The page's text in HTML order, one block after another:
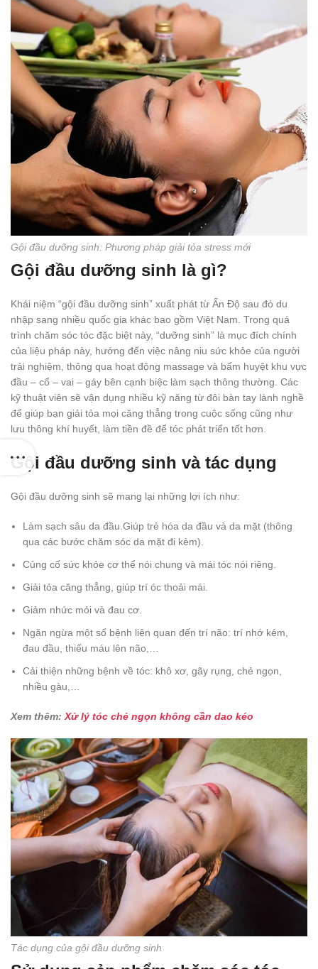
Gội đầu dưỡng sinh: Phương pháp giải tỏa stress mới
Gội đầu dưỡng sinh là gì?
Khái niệm “gội đầu dưỡng sinh” xuất phát từ Ấn Độ sau đó du
nhập sang nhiều quốc gia khác bao gồm Việt Nam. Trong quá
trình chăm sóc tóc đặc biệt này, “dưỡng sinh” là mục đích chính
của liệu pháp này, hướng đến việc nâng niu sức khỏe của người
trải nghiệm, thông qua hoạt động massage và bấm huyệt khu vực
đầu – cổ – vai – gáy bên cạnh biệc làm sạch thông thường. Các
kỹ thuật viên sẽ vận dụng nhiều kỹ năng từ đôi bàn tay lành nghề
để giúp bạn giải tỏa mọi căng thẳng trong cuộc sống cũng như
lưu thông khí huyết, làm tiền đề để tóc phát triển tốt hơn.
Gội đầu dưỡng sinh và tác dụng
Gội đầu dưỡng sinh sẽ mang lại những lợi ích như:
Làm sạch sâu da đầu.Giúp trẻ hóa da đầu và da mặt (thông
qua các bước chăm sóc da mặt đi kèm).
Củng cố sức khỏe cơ thể nói chung và mái tóc nói riêng.
Giải tỏa căng thẳng, giúp trí óc thoải mái.
Giảm nhức mỏi và đau cơ.
Ngăn ngừa một số bệnh liên quan đến trí não: trí nhớ kém,
đau đầu, thiếu máu lên não,…
Cải thiện những bệnh về tóc: khô xơ, gãy rụng, chẻ ngọn,
nhiều gàu,…
Xem thêm: Xử lý tóc chẻ ngọn không cần dao kéo
Tác dụng của gội đầu dưỡng sinh